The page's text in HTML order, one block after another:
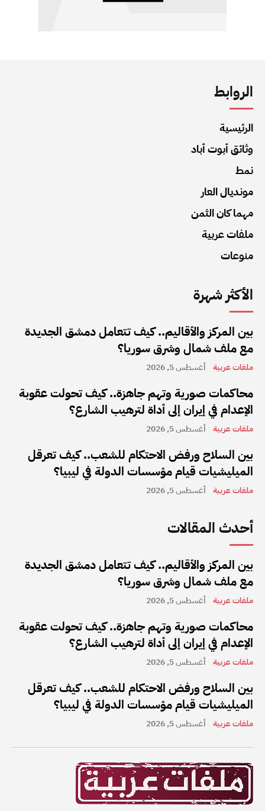
الروابط
الرئيسية
وثائق أبوت أباد
نمط
مونديال العار
مهما كان الثمن
ملفات عربية
منوعات
الأكثر شهرة
بين المركز والأقاليم.. كيف تتعامل دمشق الجديدة
مع ملف شمال وشرق سوريا؟
ملفات عربية أغسطس 5, 2026
محاكمات صورية وتهم جاهزة.. كيف تحولت عقوبة
الإعدام في إيران إلى أداة لترهيب الشارع؟
ملفات عربية أغسطس 5, 2026
بين السلاح ورفض الاحتكام للشعب.. كيف تعرقل
الميليشيات قيام مؤسسات الدولة في ليبيا؟
ملفات عربية أغسطس 5, 2026
أحدث المقالات
بين المركز والأقاليم.. كيف تتعامل دمشق الجديدة
مع ملف شمال وشرق سوريا؟
ملفات عربية أغسطس 5, 2026
محاكمات صورية وتهم جاهزة.. كيف تحولت عقوبة
الإعدام في إيران إلى أداة لترهيب الشارع؟
ملفات عربية أغسطس 5, 2026
بين السلاح ورفض الاحتكام للشعب.. كيف تعرقل
الميليشيات قيام مؤسسات الدولة في ليبيا؟
ملفات عربية أغسطس 5, 2026